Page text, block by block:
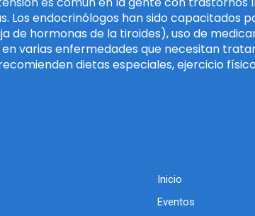
Los endocrinólogos han sido
de hormonas de la tiroides), uso de
varias enfermedades que necesitan
dietas especiales, ejercicio
Inicio
Eventos